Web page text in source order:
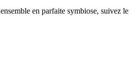
en parfaite symbiose, suivez le